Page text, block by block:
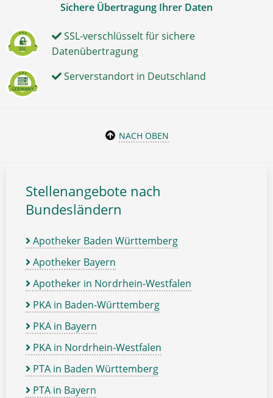
Sichere Übertragung Ihrer Daten
SSL-verschlüsselt für sichere
Datenübertragung
Serverstandort in Deutschland
NACH OBEN
Stellenangebote nach
Bundesländern
Apotheker Baden Württemberg
Apotheker Bayern
Apotheker in Nordrhein-Westfalen
PKA in Baden-Württemberg
PKA in Bayern
PKA in Nordrhein-Westfalen
PTA in Baden Württemberg
PTA in Bayern